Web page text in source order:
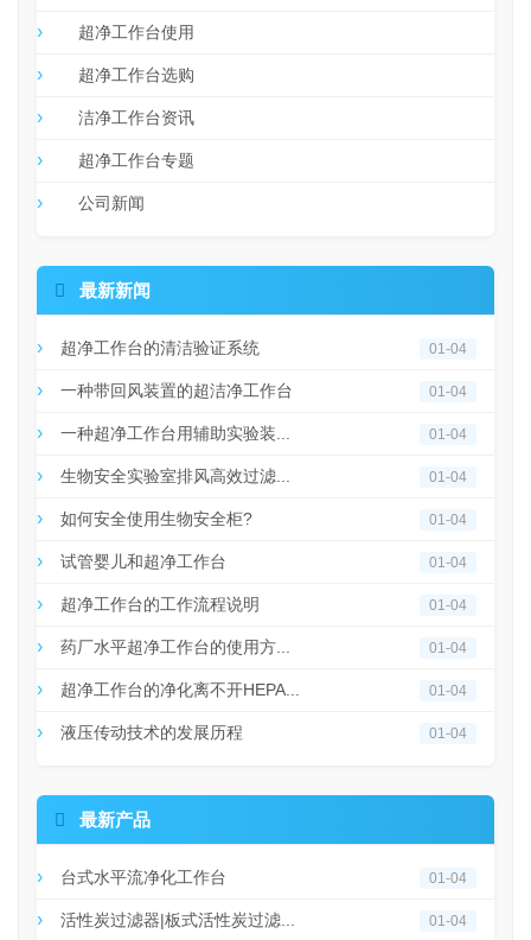
超净工作台使用
超净工作台选购
洁净工作台资讯
超净工作台专题
公司新闻
 最新新闻
超净工作台的清洁验证系统 01-04
一种带回风装置的超洁净工作台 01-04
一种超净工作台用辅助实验装... 01-04
生物安全实验室排风高效过滤... 01-04
如何安全使用生物安全柜? 01-04
试管婴儿和超净工作台 01-04
超净工作台的工作流程说明 01-04
药厂水平超净工作台的使用方... 01-04
超净工作台的净化离不开HEPA... 01-04
液压传动技术的发展历程 01-04
 最新产品
台式水平流净化工作台 01-04
活性炭过滤器|板式活性炭过滤... 01-04